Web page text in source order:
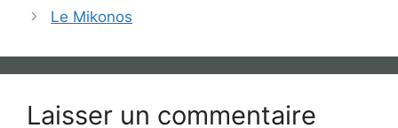
Le Mikonos
Laisser un commentaire